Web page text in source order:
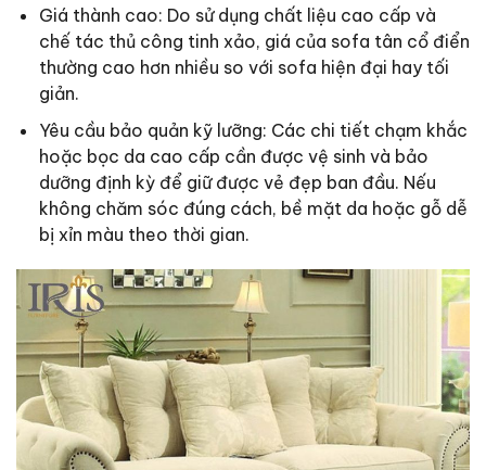
Giá thành cao: Do sử dụng chất liệu cao cấp và
chế tác thủ công tinh xảo, giá của sofa tân cổ điển
thường cao hơn nhiều so với sofa hiện đại hay tối
giản.
Yêu cầu bảo quản kỹ lưỡng: Các chi tiết chạm khắc
hoặc bọc da cao cấp cần được vệ sinh và bảo
dưỡng định kỳ để giữ được vẻ đẹp ban đầu. Nếu
không chăm sóc đúng cách, bề mặt da hoặc gỗ dễ
bị xỉn màu theo thời gian.